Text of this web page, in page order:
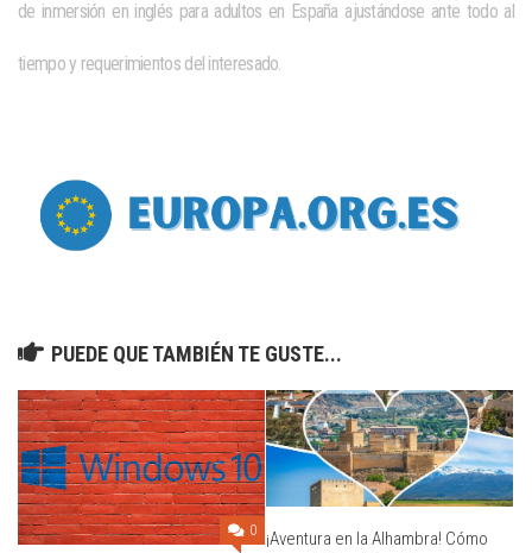
de inmersión en inglés para adultos en España ajustándose ante todo al
tiempo y requerimientos del interesado.
PUEDE QUE TAMBIÉN TE GUSTE...
0
¡Aventura en la Alhambra! Cómo